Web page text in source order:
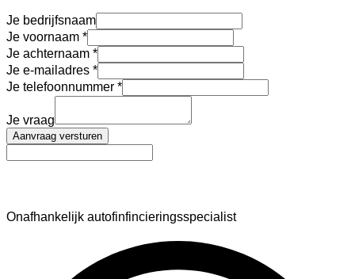
Je bedrijfsnaam
Je voornaam
Je achternaam
Je e-mailadres
Je telefoonnummer
Je vraag
Aanvraag versturen
Onafhankelijk autofinfincieringsspecialist